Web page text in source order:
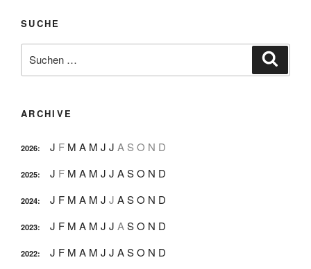
SUCHE
nach:
ARCHIVE
2026: J F M A M J J A S O N D
2025: J F M A M J J ASO N D
2024: J F M A M J J ASO N D
2023: J F M A M J J ASO N D
2022: J F M A M J J ASO N D